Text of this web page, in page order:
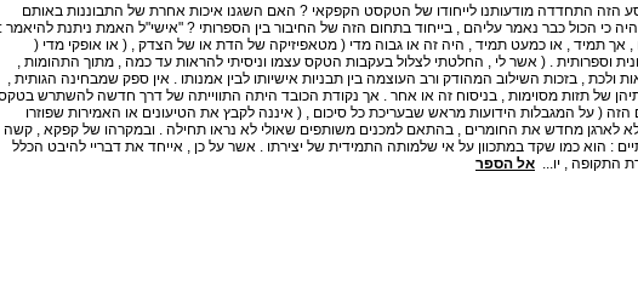
הזה התחדדה מודעותנו לייחודו של הטקסט הקפקאי ? האם השגנו איכות אחרת של התבוננות באותם
כי הכול כבר נאמר עליהם , בייחוד בתחום הזה של החיבור בין הספרותי ? "אישי"ל האמת ניתנת להיאמר :
, אך תמיד , או כמעט תמיד , היה זה או גבוה מדי ( מטאפיזיקה של הדת או של הצדק , ( או אופקי מדי (
וספרותית . ( אשר לי , החלטתי לצלול בעקבות הטקס עצמו וניסיתי להראות עד כמה , מתוך התהומות ,
ולכת , בזכות השילוב המהודק ורב העוצמה בין תבניות אישיותו לבין אמנותו . אין ספק שמבחינה הגותית ,
של תזות מסוימות , בניסוח זה או אחר . אך נקודת הכובד היתה התווייתה של דרך חדשה להשתרש
הזה ( על המגבלות הידועות מראש שבעריכת כל סיכום , ( איננה לקבץ את הטיעונים או האמירות שפוזרו
לארגן מחדש את החומרים , בהתאם למכנים משותפים שאולי לא נראו תחילה . ובמקרהו של קפקא , קשה
: הוא כמו שקד במתכוון על אי שלמותה התמידית של יצירתו . אשר על כן , אייחד את דבריי להיבט הכלל
התקופה , יו... אל הספר